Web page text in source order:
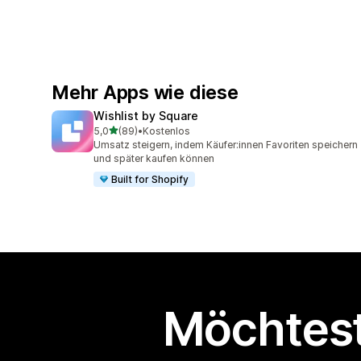
Mehr Apps wie diese
Wishlist by Square
5,0von 5 Sternen
(89)
89 Rezensionen insgesamt
•Kostenlos
Umsatz steigern, indem Käufer:innen Favoriten speichern
und später kaufen können
Built for Shopify